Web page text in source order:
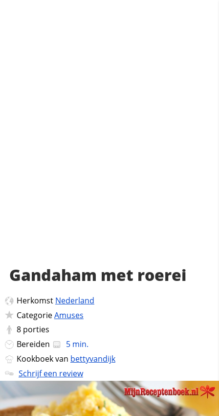
Gandaham met roerei
Herkomst Nederland
CategorieAmuses
8 porties
Bereiden
5 min.
Kookboek van bettyvandijk
Schrijf een review